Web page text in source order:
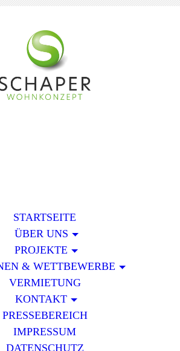
STARTSEITE
ÜBER UNS
PROJEKTE
& WETTBEWERBE
VERMIETUNG
KONTAKT
PRESSEBEREICH
IMPRESSUM
DATENSCHUTZ